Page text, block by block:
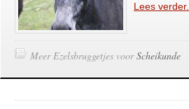
Lees verder...
Meer Ezelsbruggetjes voorScheikunde